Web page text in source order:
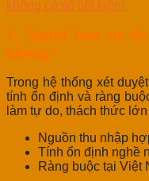
không có sổ tiết kiệm
1. Người làm tự
không?
Trong hệ thống xét
tính ổn định và ràng
làm tự do, thách thức
Nguồn thu nhập
Tính ổn định nghề
Ràng buộc tại Việt